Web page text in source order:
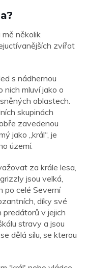
mě několik
zvířat
s nádhernou
nich mluví jako o
oblastech.
skupinách
zavedenou
jako „král“, je
území.
za krále lesa,
jsou velká,
po celé Severní
díky své
predátorů v jejich
stravy a jsou
dělá sílu, se kterou